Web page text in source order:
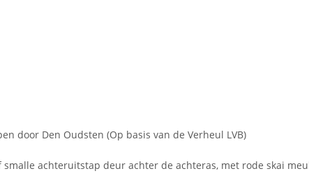
door Den Oudsten (Op basis van de Verheul LVB)
achteruitstap deur achter de achteras, met rode skai